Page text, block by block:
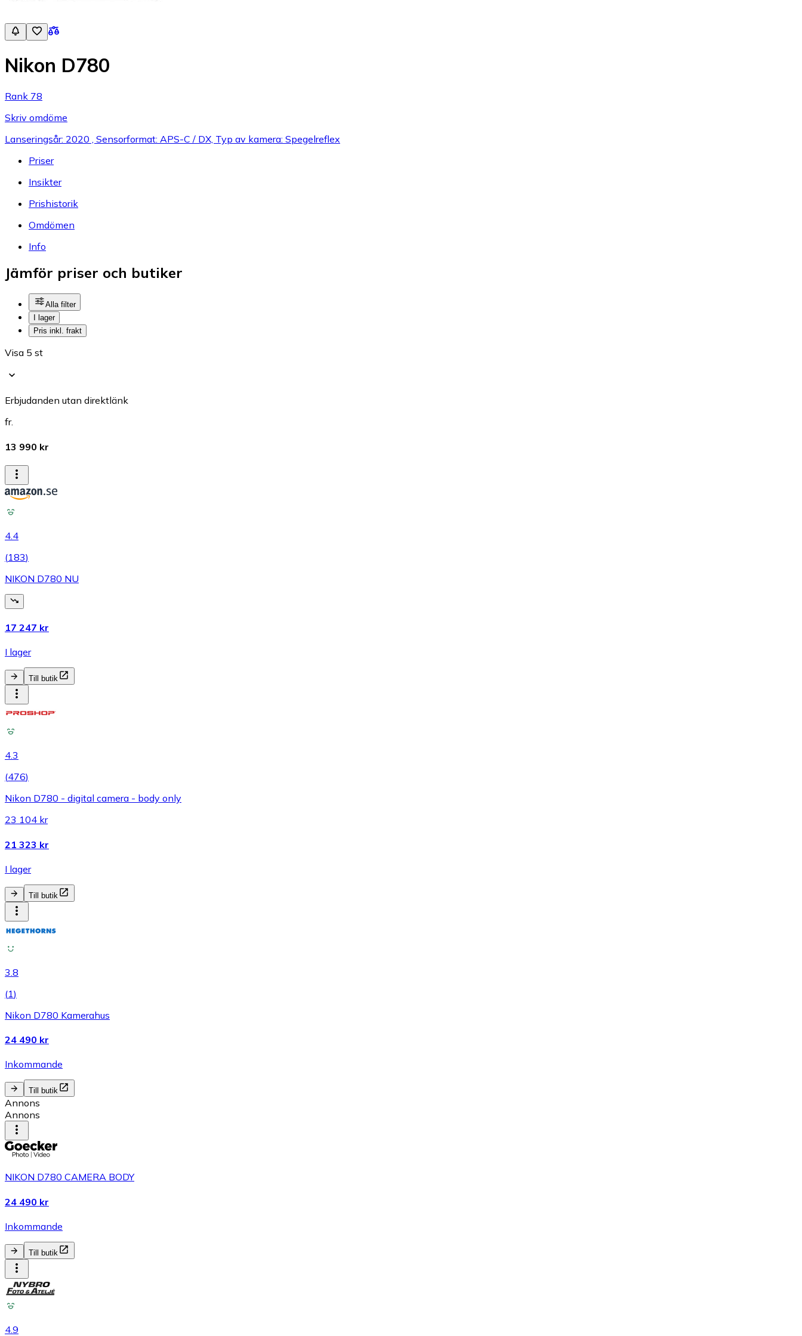
Nikon D780
Rank 78
Skriv omdöme
Lanseringsår: 2020 , Sensorformat: APS-C / DX, Typ av kamera: Spegelreflex
Priser
Insikter
Prishistorik
Omdömen
Info
Jämför priser och butiker
Alla filter
I lager
Pris inkl. frakt
Visa 5 st
Erbjudanden utan direktlänk
fr.
13 990 kr
4.4
(183)
NIKON D780 NU
17 247 kr
I lager
Till butik
4.3
(476)
Nikon D780 - digital camera - body only
23 104 kr
21 323 kr
I lager
Till butik
3.8
(1)
Nikon D780 Kamerahus
24 490 kr
Inkommande
Till butik
Annons
Annons
NIKON D780 CAMERA BODY
24 490 kr
Inkommande
Till butik
4.9